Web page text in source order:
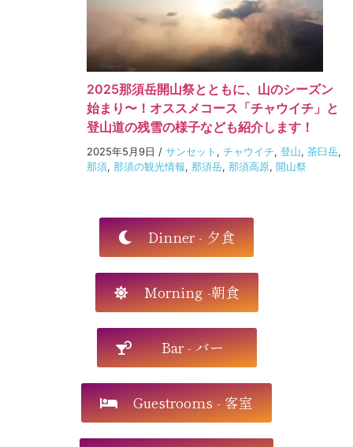
2025那須岳開山祭とともに、山のシーズン
始まり〜！オススメコース「チャウイチ」と
登山道の残雪の様子なども紹介します！
2025年5月9日 / サンセット , チャウイチ, 登山, 茶臼岳,
那須, 那須の観光情報, 那須岳, 那須高原, 開山祭
Dinner - 夕食
Morning -朝食
Bar - バー
Guestrooms - 客室